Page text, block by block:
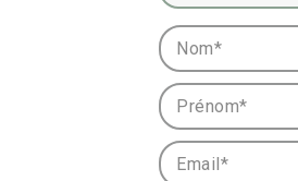
Nom* :
Prénom* :
Email* :